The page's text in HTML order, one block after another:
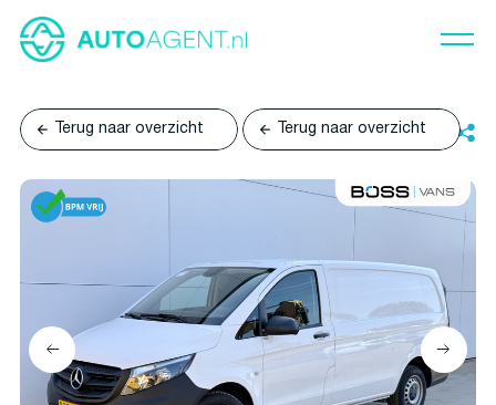
Terug naar overzicht Terug naar overzicht